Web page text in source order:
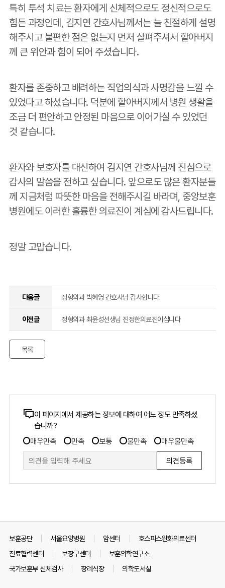
특히 투석 치료는 환자에게 신체적으로도 정신적으로도
힘든 과정인데, 김지연 간호사님께서는 늘 친절하게 설명
해주시고 불편한 점은 없는지 먼저 살펴주셔서 할아버지
께 큰 위안과 힘이 되어 주셨습니다.
환자를 존중하고 배려하는 직업의식과 사명감을 느낄 수
있었다고 하셨습니다. 덕분에 할아버지께서 병원 생활을
조금 더 편안하고 안정된 마음으로 이어가실 수 있었던
것 같습니다.
환자와 보호자를 대신하여 김지연 간호사님께 진심으로
감사의 말씀을 전하고 싶습니다. 앞으로도 많은 환자분들
께 지금처럼 따뜻한 마음을 전해주시길 바라며, 중앙보훈
병원에도 이러한 훌륭한 의료진이 계심에 감사드립니다.
정말 고맙습니다.
다음글 정형외과 박혜영 간호사님 감사합니다.
이전글 정형외과 최윤성선생님 진정한의료진이십니다
목록
콘
츠
만
족
이 페이지에서 제공하는 정보에 대하여 어느 정도 만족하셨
습니까?
만
족
조
매우만족 만족 보통 불만족 매우불만족
보훈공단 서울요양병원 암센터
호스피스완화의료센터
진료협력센터
보장구센터
보훈의학연구소
국가보훈부 신체검사
장례식장 의학도서실